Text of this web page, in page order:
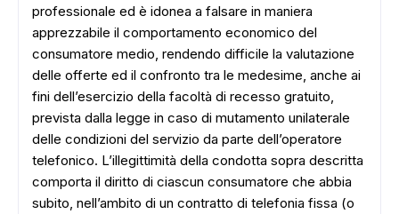
professionale ed è idonea a falsare in maniera
apprezzabile il comportamento economico del
consumatore medio, rendendo difficile la valutazione
delle offerte ed il confronto tra le medesime, anche ai
fini dell’esercizio della facoltà di recesso gratuito,
prevista dalla legge in caso di mutamento unilaterale
delle condizioni del servizio da parte dell’operatore
telefonico. L’illegittimità della condotta sopra descritta
comporta il diritto di ciascun consumatore che abbia
subito, nell’ambito di un contratto di telefonia fissa (o